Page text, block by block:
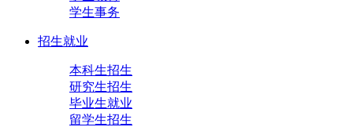
学生事务
招生就业
本科生招生
研究生招生
毕业生就业
留学生招生